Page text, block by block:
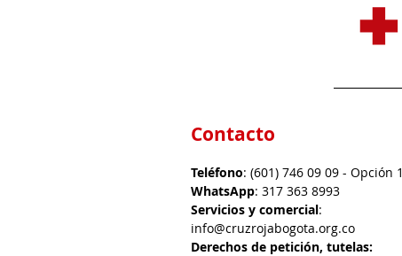
Contacto
Teléfono: (601) 746 09 09 - Opción 1
WhatsApp: 317 363 8993
Servicios y comercial:
info@cruzrojabogota.org.co
Derechos de petición, tutelas: